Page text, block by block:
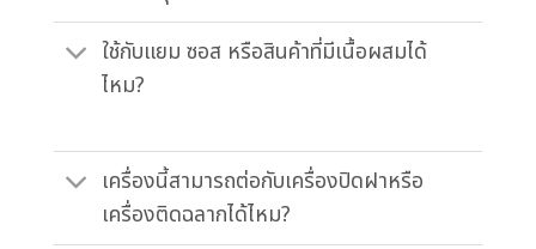
ใช้กับแยม ซอส หรือสินค้าที่มีเนื้อผสมได้
ไหม?
เครื่องนี้สามารถต่อกับเครื่องปิดฝาหรือ
เครื่องติดฉลากได้ไหม?